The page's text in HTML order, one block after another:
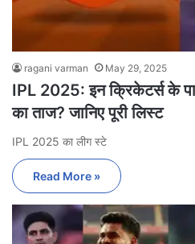
ragani varman May 29, 2025
IPL 2025: इन क्रिकेटर्स के
का ताज? जानिए पूरी लिस्ट
IPL 2025 का लीग स्टे
Read More »